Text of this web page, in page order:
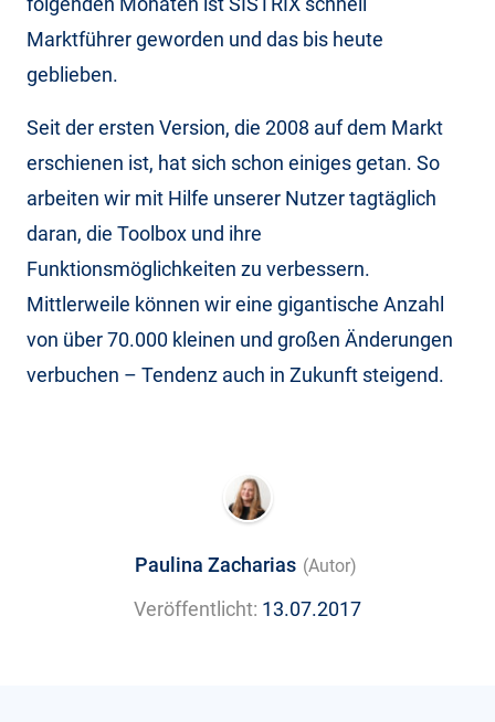
Marktführer geworden und das bis heute
geblieben.
Seit der ersten Version, die 2008 auf dem Markt
erschienen ist, hat sich schon einiges getan. So
arbeiten wir mit Hilfe unserer Nutzer tagtäglich
daran, die Toolbox und ihre
Funktionsmöglichkeiten zu verbessern.
Mittlerweile können wir eine gigantische Anzahl
von über 70.000 kleinen und großen Änderungen
verbuchen – Tendenz auch in Zukunft steigend.
Paulina Zacharias (Autor)
Veröffentlicht: 13.07.2017